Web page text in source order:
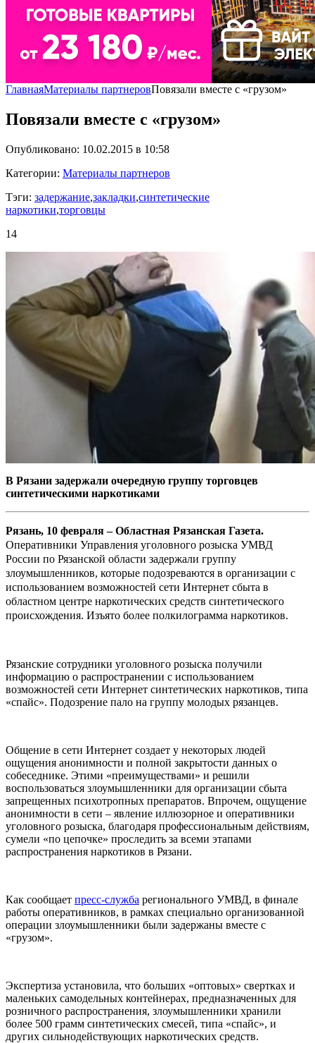
ГлавнаяМатериалы партнеровПовязали вместе с «грузом»
Повязали вместе с «грузом»
Опубликовано: 10.02.2015 в 10:58
Категории: Материалы партнеров
Тэги: задержание,закладки,синтетические
наркотики,торговцы
14
В Рязани задержали очередную группу торговцев
синтетическими наркотиками
Рязань, 10 февраля – Областная Рязанская Газета.
Оперативники Управления уголовного розыска УМВД
России по Рязанской области задержали группу
злоумышленников, которые подозреваются в организации с
использованием возможностей сети Интернет сбыта в
областном центре наркотических средств синтетического
происхождения. Изъято более полкилограмма наркотиков.
Рязанские сотрудники уголовного розыска получили
информацию о распространении с использованием
возможностей сети Интернет синтетических наркотиков, типа
«спайс». Подозрение пало на группу молодых рязанцев.
Общение в сети Интернет создает у некоторых людей
ощущения анонимности и полной закрытости данных о
собеседнике. Этими «преимуществами» и решили
воспользоваться злоумышленники для организации сбыта
запрещенных психотропных препаратов. Впрочем, ощущение
анонимности в сети – явление иллюзорное и оперативники
уголовного розыска, благодаря профессиональным действиям,
сумели «по цепочке» проследить за всеми этапами
распространения наркотиков в Рязани.
Как сообщает пресс-служба регионального УМВД, в финале
работы оперативников, в рамках специально организованной
операции злоумышленники были задержаны вместе с
«грузом».
Экспертиза установила, что больших «оптовых» свертках и
маленьких самодельных контейнерах, предназначенных для
розничного распространения, злоумышленники хранили
более 500 грамм синтетических смесей, типа «спайс», и
других сильнодействующих наркотических средств.